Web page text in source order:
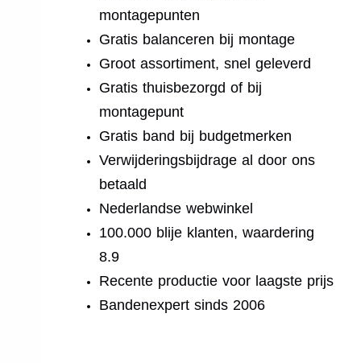
montagepunten
Gratis balanceren bij montage
Groot assortiment, snel geleverd
Gratis thuisbezorgd of bij
montagepunt
Gratis band bij budgetmerken
Verwijderingsbijdrage al door ons
betaald
Nederlandse webwinkel
100.000 blije klanten, waardering
8.9
Recente productie voor laagste prijs
Bandenexpert sinds 2006